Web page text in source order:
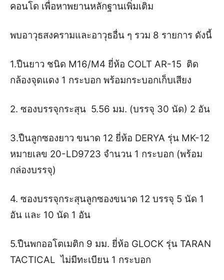
คอนโด เพื่อหาพยานหลักฐานเพิ่มเติม
พบอาวุธสงครามและอาวุธอื่น ๆ รวม 8 รายการ ดังนี้
1.ปืนยาว ชนิด M16/M4 ยี่ห้อ COLT AR-15 ติด
กล้องจุดแดง 1 กระบอก พร้อมกระบอกเก็บเสียง
2. ซองบรรจุกระสุน 5.56 มม. (บรรจุ 30 นัด) 2 อัน
3.ปืนลูกซองยาว ขนาด 12 ยี่ห้อ DERYA รุ่น MK-12
หมายเลข 20-LD9723 จำนวน 1 กระบอก (พร้อม
กล่องบรรจุ)
4. ซองบรรจุกระสุนลูกซองขนาด 12 บรรจุ 5 นัด 1
อัน และ 10 นัด 1 อัน
5.ปืนพกออโตเมติก 9 มม. ยี่ห้อ GLOCK รุ่น TARAN
TACTICAL ไม่มีทะเบียน 1 กระบอก